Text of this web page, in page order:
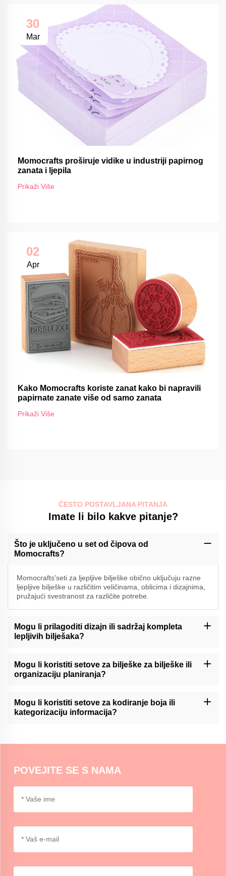
30
Mar
Momocrafts proširuje vidike u industriji papirnog
zanata i ljepila
Prikaži Više
02
Apr
Kako Momocrafts koriste zanat kako bi napravili
papirnate zanate više od samo zanata
Prikaži Više
ČESTO POSTAVLJANA PITANJA
Imate li bilo kakve pitanje?
Što je uključeno u set od čipova od
Momocrafts?
Momocrafts'seti za ljepljive bilješke obično uključuju razne
ljepljive bilješke u različitim veličinama, oblicima i dizajnima,
pružajući svestranost za različite potrebe.
Mogu li prilagoditi dizajn ili sadržaj kompleta
lepljivih bilješaka?
lepljivih bilješaka. Molimo vas da kontaktirate našu podršku ili
provjerite našu web stranicu za dostupne usluge prilagođavanja.
Mogu li koristiti setove za bilješke za bilješke ili
organizaciju planiranja?
sredstvo za pisanje dnevnika ili organizaciju planera,
omogućavajući korisnicima lako dodavanje i pomicanje bilješaka
unutar svojih rasporeda.
Mogu li koristiti setove za kodiranje boja ili
kategorizaciju informacija?
način razlikovanja i naglašavanja važnih detalja.
POVEJITE SE S NAMA